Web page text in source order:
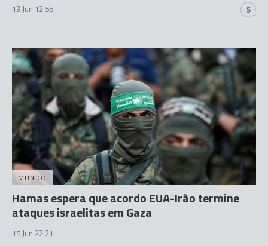
13 Jun 12:55 5
MUNDO
Hamas espera que acordo EUA-Irão termine
ataques israelitas em Gaza
15 Jun 22:21